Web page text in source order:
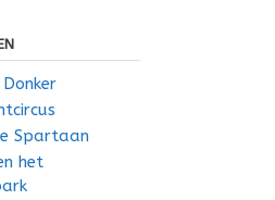
Donker
Spartaan
het